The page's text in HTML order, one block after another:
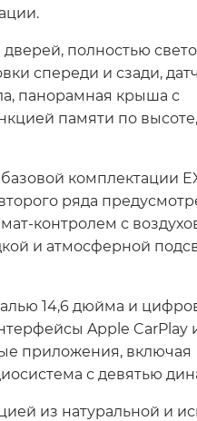
полностью
спереди и сзади,
панорамная крыша с
памяти по
комплектации
ряда
контролем с
и атмосферной
14,6 дюйма и
Apple CarPlay
приложения, включая
с девятью
из натуральной и